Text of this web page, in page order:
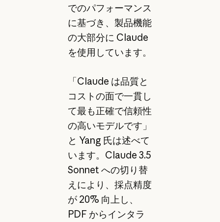
でのパフォーマンス
に基づき、製品機能
の大部分に Claude
を使用しています。
「Claude は品質と
コストの面で一貫し
て最も正確で信頼性
の高いモデルです」
と Yang 氏は述べて
います。Claude 3.5
Sonnet への切り替
えにより、採点精度
が 20% 向上し、
PDF からインタラ